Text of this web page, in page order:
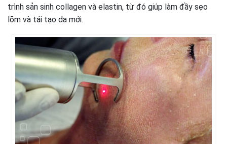
trình sản sinh collagen và elastin, từ đó giúp làm đầy sẹo
lõm và tái tạo da mới.